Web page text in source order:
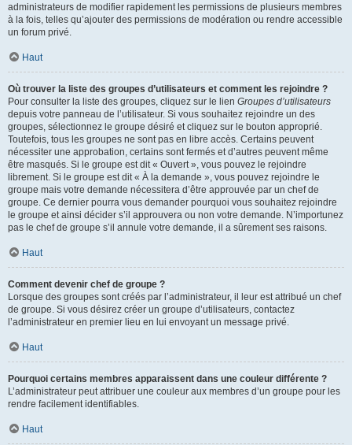
administrateurs de modifier rapidement les permissions de plusieurs membres
à la fois, telles qu’ajouter des permissions de modération ou rendre accessible
un forum privé.
Haut
Où trouver la liste des groupes d’utilisateurs et comment les rejoindre ?
Pour consulter la liste des groupes, cliquez sur le lien Groupes d’utilisateurs
depuis votre panneau de l’utilisateur. Si vous souhaitez rejoindre un des
groupes, sélectionnez le groupe désiré et cliquez sur le bouton approprié.
Toutefois, tous les groupes ne sont pas en libre accès. Certains peuvent
nécessiter une approbation, certains sont fermés et d’autres peuvent même
être masqués. Si le groupe est dit « Ouvert », vous pouvez le rejoindre
librement. Si le groupe est dit « À la demande », vous pouvez rejoindre le
groupe mais votre demande nécessitera d’être approuvée par un chef de
groupe. Ce dernier pourra vous demander pourquoi vous souhaitez rejoindre
le groupe et ainsi décider s’il approuvera ou non votre demande. N’importunez
pas le chef de groupe s’il annule votre demande, il a sûrement ses raisons.
Haut
Comment devenir chef de groupe ?
Lorsque des groupes sont créés par l’administrateur, il leur est attribué un chef
de groupe. Si vous désirez créer un groupe d’utilisateurs, contactez
l’administrateur en premier lieu en lui envoyant un message privé.
Haut
Pourquoi certains membres apparaissent dans une couleur différente ?
L’administrateur peut attribuer une couleur aux membres d’un groupe pour les
rendre facilement identifiables.
Haut